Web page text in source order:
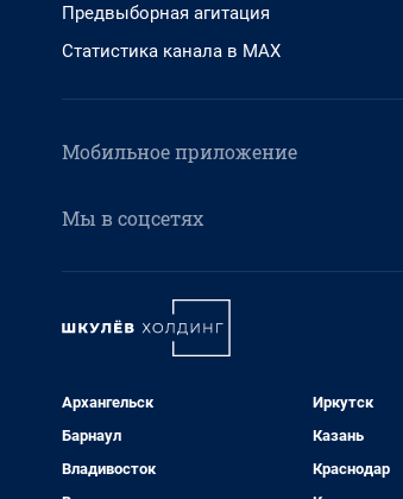
Предвыборная агитация
Статистика канала в MAX
Мобильное приложение
Мы в соцсетях
Архангельск
Барнаул
Владивосток
Иркутск
Казань
Краснодар